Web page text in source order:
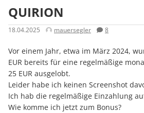
QUIRION
18.04.2025 mauersegler 8
Vor einem Jahr, etwa im März 2024,
EUR bereits für eine regelmäßige
25 EUR ausgelobt.
Leider habe ich keinen Screenshot
Ich hab die regelmäßige Einzahlung
Wie komme ich jetzt zum Bonus?